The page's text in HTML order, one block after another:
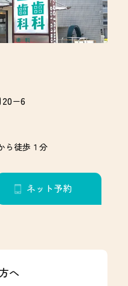
20−6
ら徒歩１分
ネット予約
へ